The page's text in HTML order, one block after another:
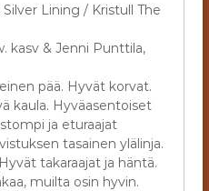
Lining / Kristull The
kasv & Jenni Punttila,
pää. Hyvät korvat.
kaula. Hyväasentoiset
ja eturaajat
tasainen ylälinja.
takaraajat ja häntä.
muilta osin hyvin.